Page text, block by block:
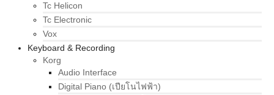
Tc Helicon
Tc Electronic
Vox
Keyboard & Recording
Korg
Audio Interface
Digital Piano (เปียโนไฟฟ้า)